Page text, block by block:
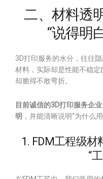
二、材料透
“说得明
3D打印服务的水分，往往
材料，实际却是性能不稳
却脆得不敢弯折。
目前诚信的3D打印服务企业
明 ，并能清晰说明“为什么用
1. FDM工程级材
“